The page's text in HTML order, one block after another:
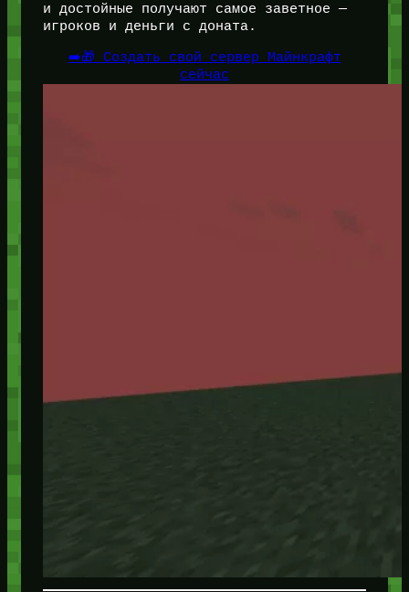
и достойные получают самое заветное —
игроков и деньги с доната.
➡️🎁 Создать свой сервер Майнкрафт
сейчас